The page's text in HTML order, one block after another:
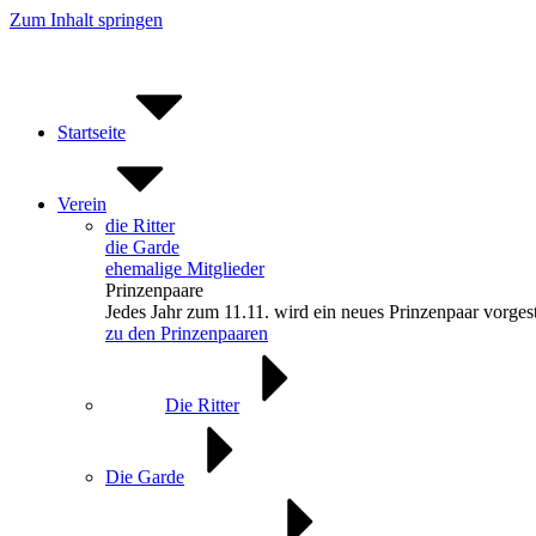
Zum Inhalt springen
Startseite
Verein
die Ritter
die Garde
ehemalige Mitglieder
Prinzenpaare
Jedes Jahr zum 11.11. wird ein neues Prinzenpaar
zu den Prinzenpaaren
Die Ritter
Die Garde